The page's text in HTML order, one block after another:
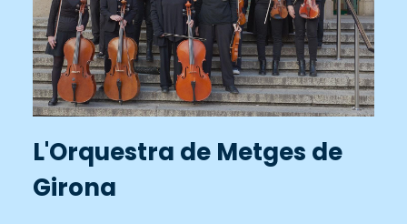
L'Orquestra de Metges de
Girona